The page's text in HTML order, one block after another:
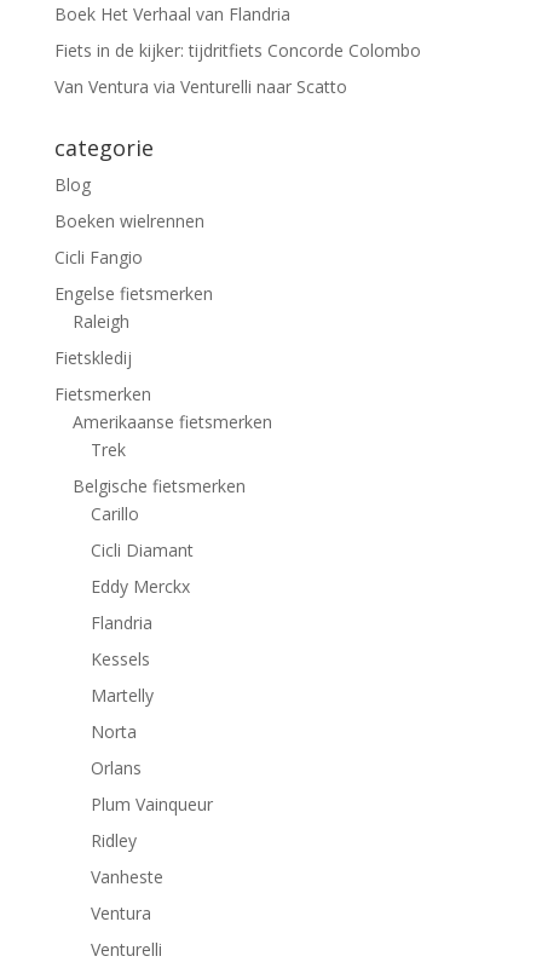
Boek Het Verhaal van Flandria
Fiets in de kijker: tijdritfiets Concorde Colombo
Van Ventura via Venturelli naar Scatto
categorie
Blog
Boeken wielrennen
Cicli Fangio
Engelse fietsmerken
Raleigh
Fietskledij
Fietsmerken
Amerikaanse fietsmerken
Trek
Belgische fietsmerken
Carillo
Cicli Diamant
Eddy Merckx
Flandria
Kessels
Martelly
Norta
Orlans
Plum Vainqueur
Ridley
Vanheste
Ventura
Venturelli